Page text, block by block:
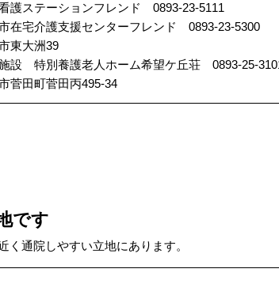
護ステーションフレンド 0893-23-5111
在宅介護支援センターフレンド 0893-23-5300
東大洲39
設 特別養護老人ホーム希望ケ丘荘 0893-25-
菅田町菅田丙495-34
です
通院しやすい立地にあります。